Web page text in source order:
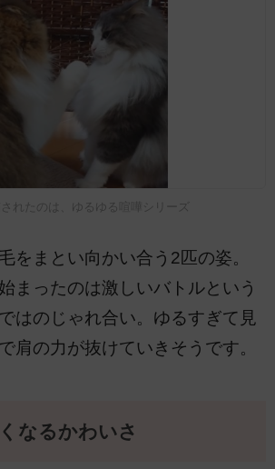
されたのは、ゆるゆる喧嘩シリーズ
をまとい向かい合う2匹の姿。
まったのは激しいバトルという
はのじゃれ合い。ゆるすぎて見
肩の力が抜けていきそうです。
なるかわいさ